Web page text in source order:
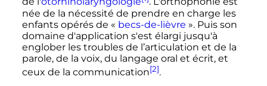
née de la nécessité de prendre en charge les
enfants opérés de « becs-de-lièvre ». Puis son
domaine d'application s'est élargi jusqu'à
englober les troubles de l’articulation et de la
parole, de la voix, du langage oral et écrit, et
ceux de la communication[2].